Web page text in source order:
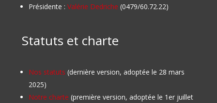
Présidente : Valérie Dedriche (0479/60.72.22)
Statuts et charte
Nos statuts (dernière version, adoptée le 28 mars
2025)
Notre charte (première version, adoptée le 1er juillet